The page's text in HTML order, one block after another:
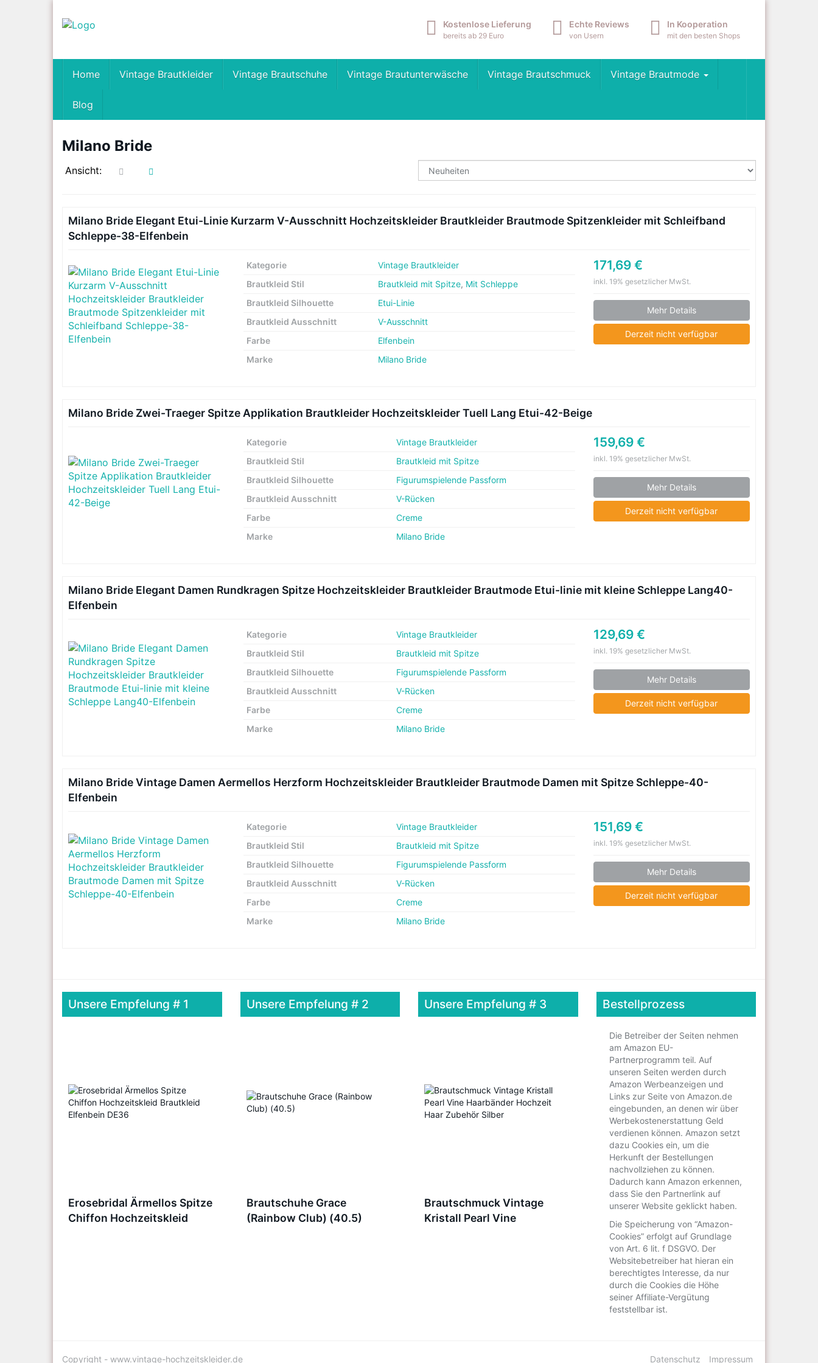
Kostenlose Lieferung
bereits ab 29 Euro
Echte Reviews
von Usern
In Kooperation
mit den besten Shops
Home Vintage Brautkleider Vintage Brautschuhe Vintage Brautunterwäsche Vintage Brautschmuck Vintage Brautmode
Blog
Milano Bride
Ansicht:
Milano Bride Elegant Etui-Linie Kurzarm V-Ausschnitt Hochzeitskleider Brautkleider Brautmode Spitzenkleider mit Schleifband
Schleppe-38-Elfenbein
171,69 €
inkl. 19% gesetzlicher MwSt.
Mehr Details
Derzeit nicht verfügbar
Kategorie
Vintage Brautkleider
Brautkleid Stil
Brautkleid mit Spitze, Mit Schleppe
Brautkleid Silhouette
Etui-Linie
Brautkleid Ausschnitt
V-Ausschnitt
Farbe
Elfenbein
Marke
Milano Bride
Milano Bride Zwei-Traeger Spitze Applikation Brautkleider Hochzeitskleider Tuell Lang Etui-42-Beige
159,69 €
inkl. 19% gesetzlicher MwSt.
Mehr Details
Derzeit nicht verfügbar
Kategorie
Vintage Brautkleider
Brautkleid Stil
Brautkleid mit Spitze
Brautkleid Silhouette
Figurumspielende Passform
Brautkleid Ausschnitt
V-Rücken
Farbe
Creme
Marke
Milano Bride
Milano Bride Elegant Damen Rundkragen Spitze Hochzeitskleider Brautkleider Brautmode Etui-linie mit kleine Schleppe Lang40-
Elfenbein
129,69 €
inkl. 19% gesetzlicher MwSt.
Mehr Details
Derzeit nicht verfügbar
Kategorie
Vintage Brautkleider
Brautkleid Stil
Brautkleid mit Spitze
Brautkleid Silhouette
Figurumspielende Passform
Brautkleid Ausschnitt
V-Rücken
Farbe
Creme
Marke
Milano Bride
Milano Bride Vintage Damen Aermellos Herzform Hochzeitskleider Brautkleider Brautmode Damen mit Spitze Schleppe-40-
Elfenbein
151,69 €
inkl. 19% gesetzlicher MwSt.
Mehr Details
Derzeit nicht verfügbar
Kategorie
Vintage Brautkleider
Brautkleid Stil
Brautkleid mit Spitze
Brautkleid Silhouette
Figurumspielende Passform
Brautkleid Ausschnitt
V-Rücken
Farbe
Creme
Marke
Milano Bride
Unsere Empfelung # 1
Erosebridal Ärmellos Spitze
Chiffon Hochzeitskleid
Unsere Empfelung # 2
Brautschuhe Grace
(Rainbow Club) (40.5)
Unsere Empfelung # 3
Brautschmuck Vintage
Kristall Pearl Vine
Bestellprozess
Die Betreiber der Seiten nehmen
am Amazon EU-
Partnerprogramm teil. Auf
unseren Seiten werden durch
Amazon Werbeanzeigen und
Links zur Seite von Amazon.de
eingebunden, an denen wir über
Werbekostenerstattung Geld
verdienen können. Amazon setzt
dazu Cookies ein, um die
Herkunft der Bestellungen
nachvollziehen zu können.
Dadurch kann Amazon erkennen,
dass Sie den Partnerlink auf
unserer Website geklickt haben.
Die Speicherung von “Amazon-
Cookies” erfolgt auf Grundlage
von Art. 6 lit. f DSGVO. Der
Websitebetreiber hat hieran ein
berechtigtes Interesse, da nur
durch die Cookies die Höhe
seiner Affiliate-Vergütung
feststellbar ist.
Copyright - www.vintage-hochzeitskleider.de Datenschutz Impressum